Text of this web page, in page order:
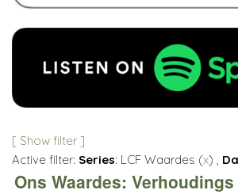
[ Show filter ]
Active filter: Series: LCF Waardes (x) ,
Ons Waardes: Verhoudings